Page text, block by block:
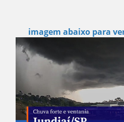
imagem abaixo para